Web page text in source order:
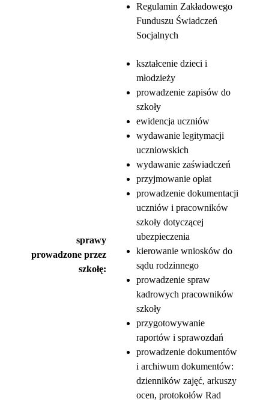
Regulamin Zakładowego
Funduszu Świadczeń
Socjalnych
sprawy
prowadzone przez
szkołę:
kształcenie dzieci i
młodzieży
prowadzenie zapisów do
szkoły
ewidencja uczniów
wydawanie legitymacji
uczniowskich
wydawanie zaświadczeń
przyjmowanie opłat
prowadzenie dokumentacji
uczniów i pracowników
szkoły dotyczącej
ubezpieczenia
kierowanie wniosków do
sądu rodzinnego
prowadzenie spraw
kadrowych pracowników
szkoły
przygotowywanie
raportów i sprawozdań
prowadzenie dokumentów
i archiwum dokumentów:
dzienników zajęć, arkuszy
ocen, protokołów Rad